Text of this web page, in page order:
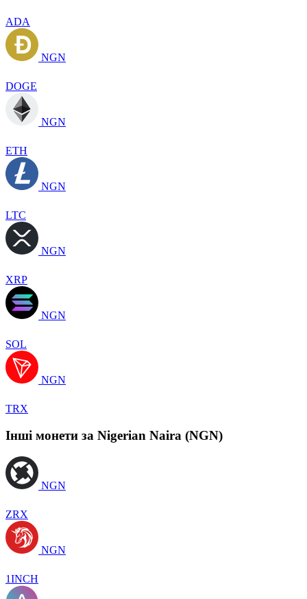
ADA
NGN
DOGE
NGN
ETH
NGN
LTC
NGN
XRP
NGN
SOL
NGN
TRX
Інші монети за Nigerian Naira (NGN)
NGN
ZRX
NGN
1INCH